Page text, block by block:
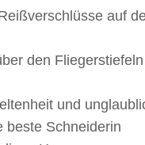
auf
den Fliegerstiefeln
und
beste Schneiderin